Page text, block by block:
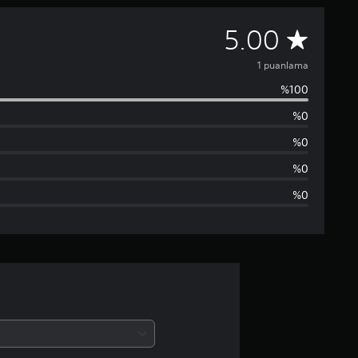
5.00 1
p
u
a
n
a
1 puanlama
%100
%0
%0
%0
%0